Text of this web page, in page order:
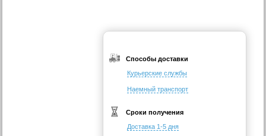
Способы доставки
Курьерские службы
Наемный транспорт
Сроки получения
Доставка 1-5 дня